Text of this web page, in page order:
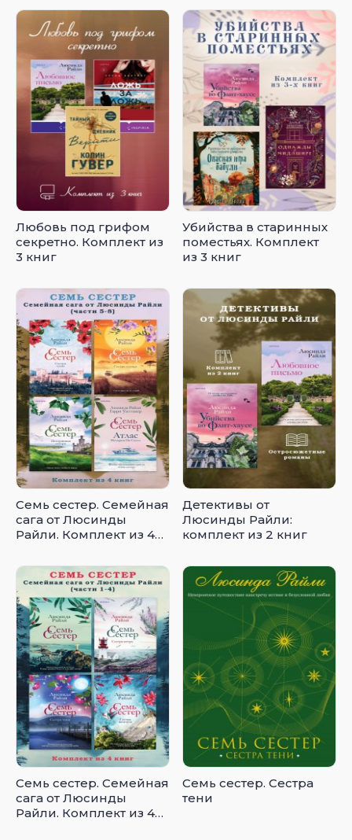
Любовь под грифом
секретно. Комплект из
3 книг
Убийства в старинных
поместьях. Комплект
из 3 книг
Семь сестер. Семейная
сага от Люсинды
Райли. Комплект из 4
Детективы от
Люсинды Райли:
комплект из 2 книг
Семь сестер. Семейная
сага от Люсинды
Райли. Комплект из 4
Семь сестер. Сестра
тени